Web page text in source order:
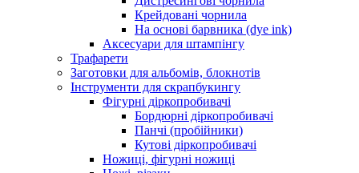
Крейдовані чорнила
На основі барвника (dye ink)
Аксесуари для штампінгу
Трафарети
Заготовки для альбомів, блокнотів
Інструменти для скрапбукингу
Фігурні діркопробивачі
Бордюрні діркопробивачі
Панчі (пробійники)
Кутові діркопробивачі
Ножиці, фігурні ножиці